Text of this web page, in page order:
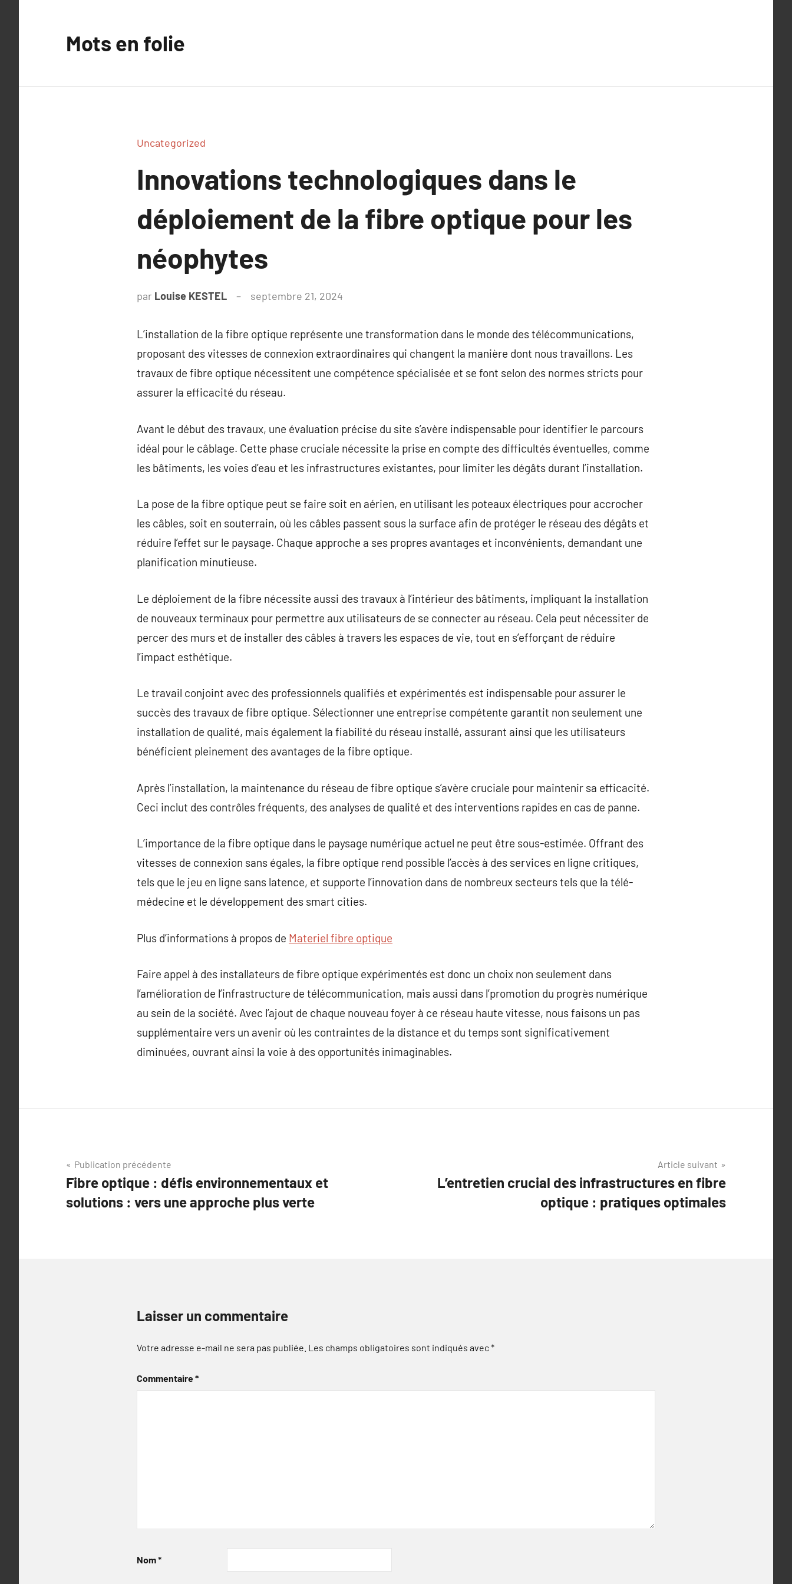
Mots en folie
Uncategorized
Innovations technologiques dans le
déploiement de la fibre optique pour les
néophytes
par Louise KESTEL septembre 21, 2024
L’installation de la fibre optique représente une transformation dans le monde des télécommunications,
proposant des vitesses de connexion extraordinaires qui changent la manière dont nous travaillons. Les
travaux de fibre optique nécessitent une compétence spécialisée et se font selon des normes stricts pour
assurer la efficacité du réseau.
Avant le début des travaux, une évaluation précise du site s’avère indispensable pour identifier le parcours
idéal pour le câblage. Cette phase cruciale nécessite la prise en compte des difficultés éventuelles, comme
les bâtiments, les voies d’eau et les infrastructures existantes, pour limiter les dégâts durant l’installation.
La pose de la fibre optique peut se faire soit en aérien, en utilisant les poteaux électriques pour accrocher
les câbles, soit en souterrain, où les câbles passent sous la surface afin de protéger le réseau des dégâts et
réduire l’effet sur le paysage. Chaque approche a ses propres avantages et inconvénients, demandant une
planification minutieuse.
Le déploiement de la fibre nécessite aussi des travaux à l’intérieur des bâtiments, impliquant la installation
de nouveaux terminaux pour permettre aux utilisateurs de se connecter au réseau. Cela peut nécessiter de
percer des murs et de installer des câbles à travers les espaces de vie, tout en s’efforçant de réduire
l’impact esthétique.
Le travail conjoint avec des professionnels qualifiés et expérimentés est indispensable pour assurer le
succès des travaux de fibre optique. Sélectionner une entreprise compétente garantit non seulement une
installation de qualité, mais également la fiabilité du réseau installé, assurant ainsi que les utilisateurs
bénéficient pleinement des avantages de la fibre optique.
Après l’installation, la maintenance du réseau de fibre optique s’avère cruciale pour maintenir sa efficacité.
Ceci inclut des contrôles fréquents, des analyses de qualité et des interventions rapides en cas de panne.
L’importance de la fibre optique dans le paysage numérique actuel ne peut être sous-estimée. Offrant des
vitesses de connexion sans égales, la fibre optique rend possible l’accès à des services en ligne critiques,
tels que le jeu en ligne sans latence, et supporte l’innovation dans de nombreux secteurs tels que la télé-
médecine et le développement des smart cities.
Plus d’informations à propos de Materiel fibre optique
Faire appel à des installateurs de fibre optique expérimentés est donc un choix non seulement dans
l’amélioration de l’infrastructure de télécommunication, mais aussi dans l’promotion du progrès numérique
au sein de la société. Avec l’ajout de chaque nouveau foyer à ce réseau haute vitesse, nous faisons un pas
supplémentaire vers un avenir où les contraintes de la distance et du temps sont significativement
diminuées, ouvrant ainsi la voie à des opportunités inimaginables.
Navigation
de
l’article
Publication précédente
Fibre optique : défis environnementaux et
solutions : vers une approche plus verte
Article suivant
L’entretien crucial des infrastructures en fibre
optique : pratiques optimales
Laisser un commentaire
Votre adresse e-mail ne sera pas publiée. Les champs obligatoires sont indiqués avec*
Commentaire*
Nom*